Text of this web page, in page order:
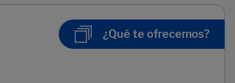
¿Qué te ofrecemos?